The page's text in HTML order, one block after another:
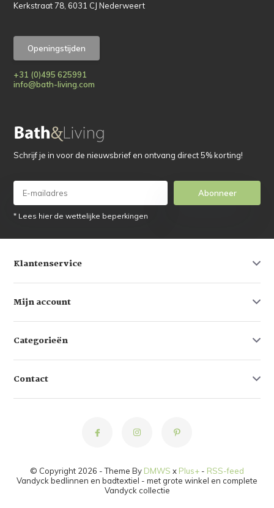
Kerkstraat 78, 6031 CJ Nederweert
Openingstijden
+31 (0)495 625991
info@bath-living.com
Schrijf je in voor de nieuwsbrief en ontvang direct 5% korting!
Abonneer
* Lees hier de wettelijke beperkingen
Klantenservice
Mijn account
Categorieën
Contact
© Copyright 2026 - Theme By DMWS x Plus+ - RSS-feed
Vandyck bedlinnen en badtextiel - met grote winkel en complete
Vandyck collectie